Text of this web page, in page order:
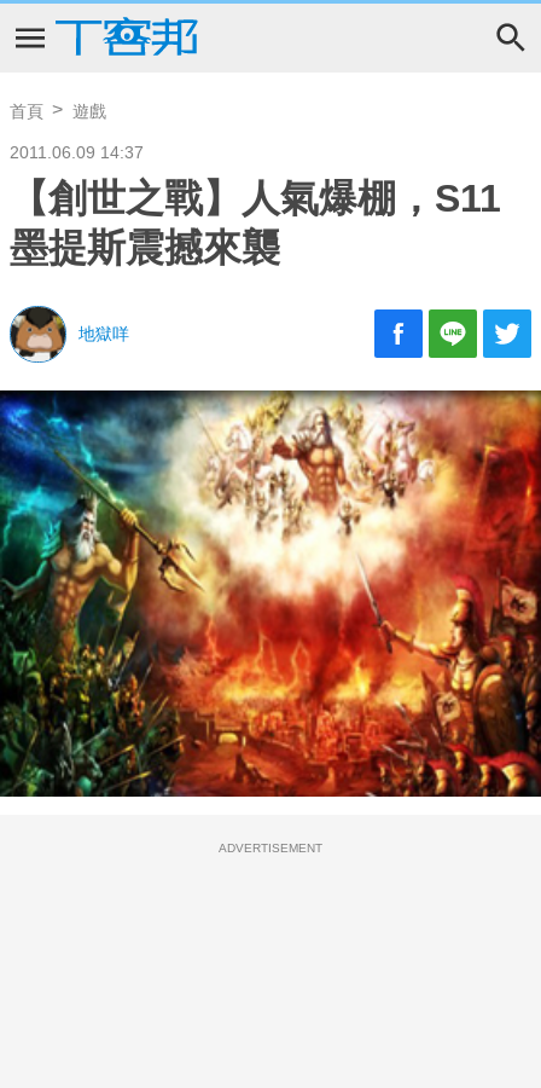
首頁 遊戲
2011.06.09 14:37
【創世之戰】人氣爆棚，S11
墨提斯震撼來襲
地獄咩
ADVERTISEMENT